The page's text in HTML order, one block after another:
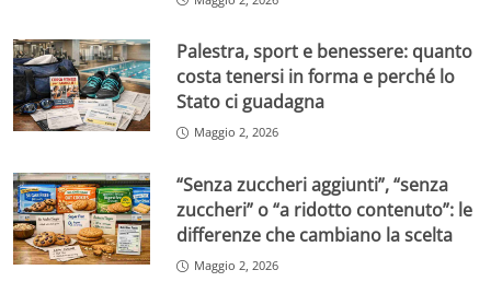
Palestra, sport e benessere: quanto
costa tenersi in forma e perché lo
Stato ci guadagna
Maggio 2, 2026
“Senza zuccheri aggiunti”, “senza
zuccheri” o “a ridotto contenuto”: le
differenze che cambiano la scelta
Maggio 2, 2026